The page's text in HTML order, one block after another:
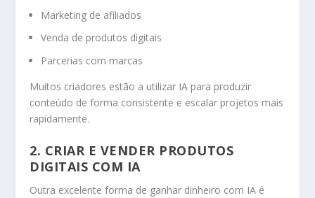
Marketing de afiliados
Venda de produtos digitais
Parcerias com marcas
Muitos criadores estão a utilizar IA para produzir
conteúdo de forma consistente e escalar projetos mais
rapidamente.
2. CRIAR E VENDER PRODUTOS
DIGITAIS COM IA
Outra excelente forma de ganhar dinheiro com IA é